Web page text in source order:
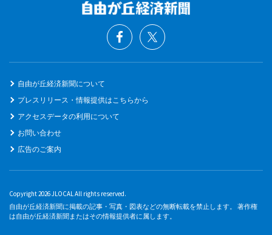
自由が丘経済新聞について
プレスリリース・情報提供はこちらから
アクセスデータの利用について
お問い合わせ
広告のご案内
Copyright 2026 JLOCAL All rights reserved.
自由が丘経済新聞に掲載の記事・写真・図表などの無断転載を禁止します。 著作権
は自由が丘経済新聞またはその情報提供者に属します。